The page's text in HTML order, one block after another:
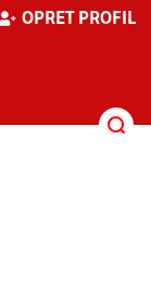
OPRET PROFIL